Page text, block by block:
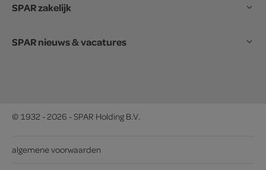
SPAR zakelijk
SPAR nieuws & vacatures
© 1932 - 2026 - SPAR Holding B.V.
algemene voorwaarden